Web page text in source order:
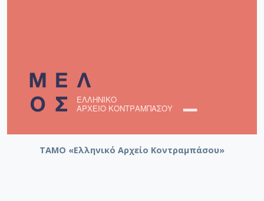
ΤΑΜΟ «Ελληνικό Αρχείο Κοντραμπάσου»